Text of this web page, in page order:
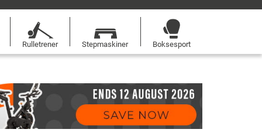
Rulletrener Stepmaskiner Boksesport